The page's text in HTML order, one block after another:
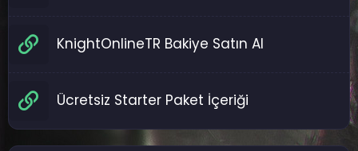
KnightOnlineTR Bakiye Satın Al
Ücretsiz Starter Paket İçeriği